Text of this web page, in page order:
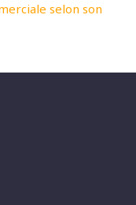
selon son